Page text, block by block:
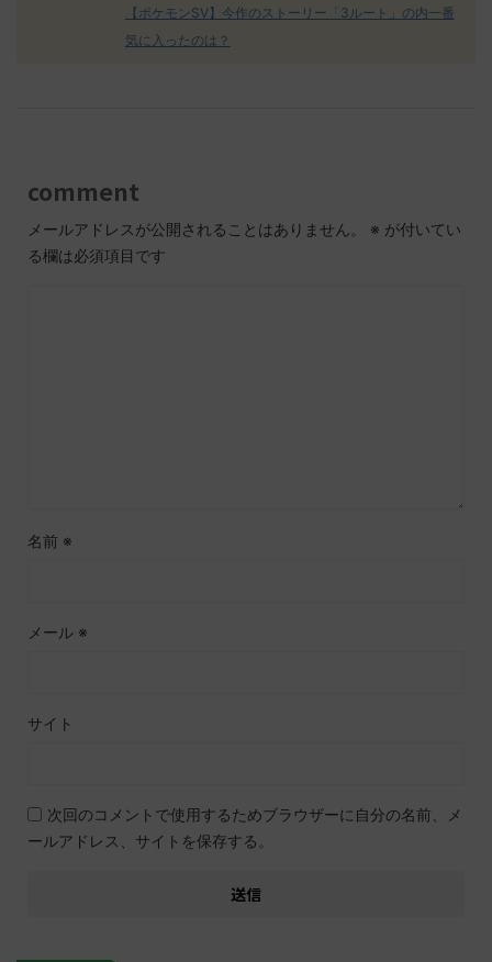
【ポケモンSV】今作のストーリー「3ルート」の内一番
気に入ったのは？
comment
メールアドレスが公開されることはありません。 ※ が付いてい
る欄は必須項目です
名前 ※
メール ※
サイト
次回のコメントで使用するためブラウザーに自分の名前、メ
ールアドレス、サイトを保存する。